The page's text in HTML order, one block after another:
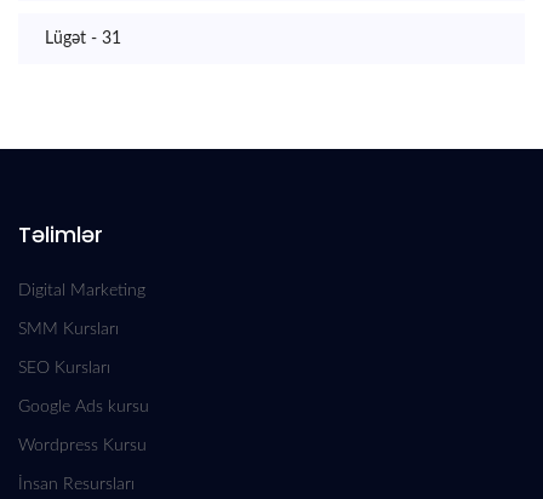
Lügət - 31
Təlimlər
Digital Marketing
SMM Kursları
SEO Kursları
Google Ads kursu
Wordpress Kursu
İnsan Resursları